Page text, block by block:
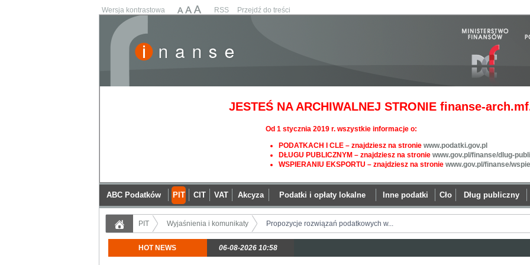
Wersja kontrastowa RSS Przejdź do treści
JESTEŚ NA ARCHIWALNEJ STRONIE finanse-
Od 1 stycznia 2019 r. wszystkie informacje o:
PODATKACH I CLE – znajdziesz na stronie www.podatki.gov.pl
DŁUGU PUBLICZNYM – znajdziesz na stronie www.gov.pl/finanse/dlug-
WSPIERANIU EKSPORTU – znajdziesz na stronie www.gov.pl/finanse/
ABC Podatków PIT CIT VAT Akcyza Podatki i opłaty lokalne Inne podatki Cło Dług publiczny
PIT Wyjaśnienia i komunikaty Propozycje rozwiązań podatkowych w...
HOT NEWS 06-08-2026 10:58